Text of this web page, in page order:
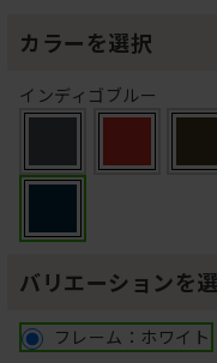
カラーを選択
インディゴブルー
バリエーションを
フレーム：ホワイト